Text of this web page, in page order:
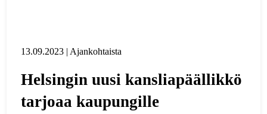
13.09.2023 | Ajankohtaista
Helsingin uusi kansliapäällikkö
tarjoaa kaupungille